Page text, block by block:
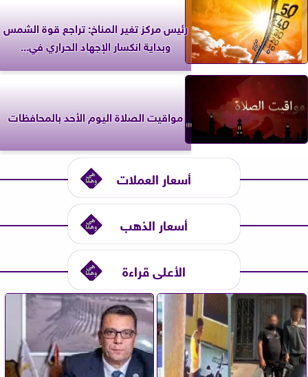
رئيس مركز تغير المناخ: تراجع قوة الشمس
وبداية انكسار الإجهاد الحراري في...
مواقيت الصلاة اليوم الأحد بالمحافظات
أسعار العملات
أسعار الذهب
الأعلى قراءة